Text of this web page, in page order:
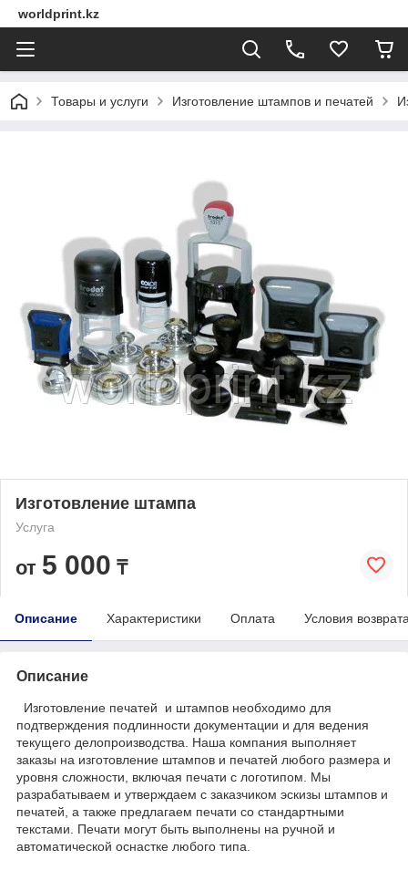
worldprint.kz
Товары и услуги Изготовление штампов и печатей
Изготовление штампа
Услуга
от 5 000 ₸
Описание Характеристики Оплата Условия
Описание
Изготовление печатей и штампов необходимо для
подтверждения подлинности документации и для ведения
текущего делопроизводства. Наша компания выполняет
заказы на изготовление штампов и печатей любого размера и
уровня сложности, включая печати с логотипом. Мы
разрабатываем и утверждаем с заказчиком эскизы штампов и
печатей, а также предлагаем печати со стандартными
текстами. Печати могут быть выполнены на ручной и
автоматической оснастке любого типа.